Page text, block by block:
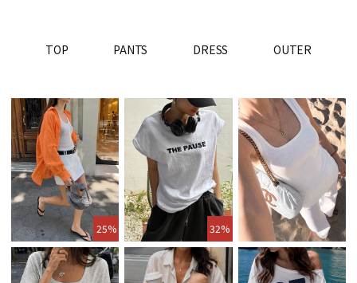
TOP PANTS DRESS OUTER
25% 32%